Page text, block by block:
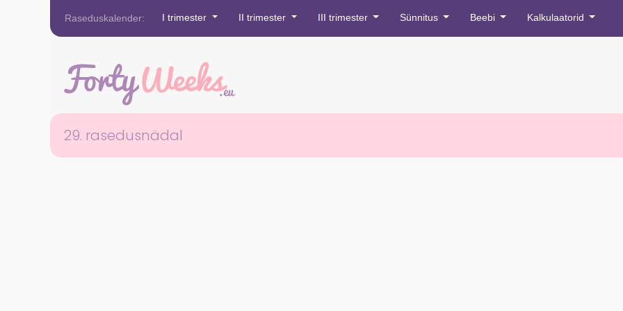
Raseduskalender: I trimester II trimester III trimester Sünnitus Beebi Kalkulaatorid
29. rasedusnädal